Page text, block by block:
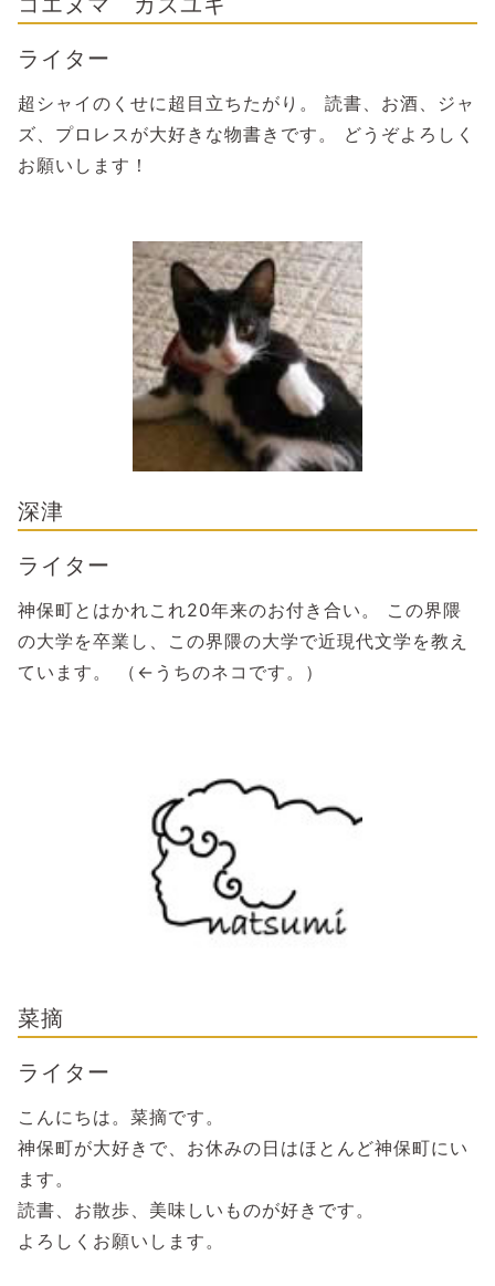
ライター
超シャイのくせに超目立ちたがり。 読書、お酒、ジャ
ズ、プロレスが大好きな物書きです。 どうぞよろしく
お願いします！
深津
ライター
神保町とはかれこれ20年来のお付き合い。 この界隈
の大学を卒業し、この界隈の大学で近現代文学を教え
ています。 （←うちのネコです。）
菜摘
ライター
こんにちは。菜摘です。
神保町が大好きで、お休みの日はほとんど神保町にい
ます。
読書、お散歩、美味しいものが好きです。
よろしくお願いします。